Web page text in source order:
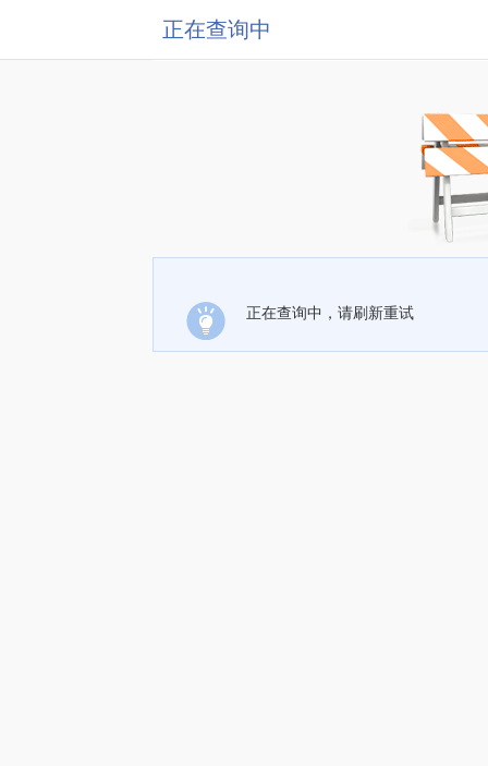
正在查询中
正在查询中，请刷新重试